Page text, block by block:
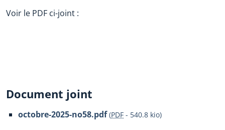
Voir le PDF ci-joint :
Document joint
octobre-2025-no58.pdf (PDF - 540.8 kio)